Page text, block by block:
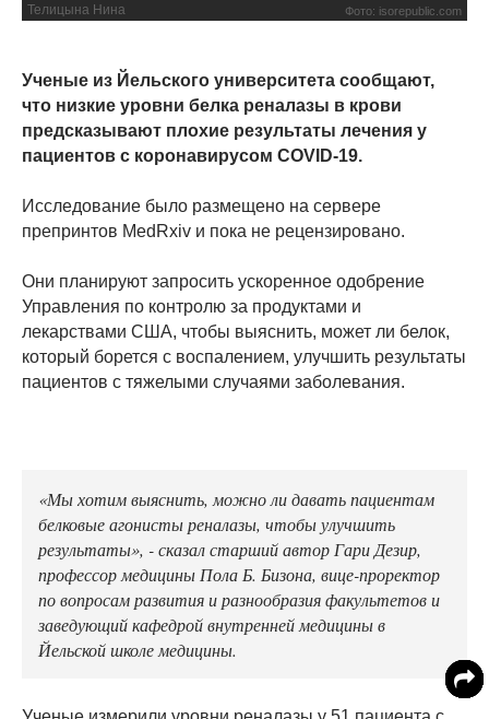
Телицына Нина Фото: isorepublic.com
Ученые из Йельского университета сообщают,
что низкие уровни белка реналазы в крови
предсказывают плохие результаты лечения у
пациентов с коронавирусом COVID-19.
Исследование было размещено на сервере
препринтов MedRxiv и пока не рецензировано.
Они планируют запросить ускоренное одобрение
Управления по контролю за продуктами и
лекарствами США, чтобы выяснить, может ли белок,
который борется с воспалением, улучшить результаты
пациентов с тяжелыми случаями заболевания.
«Мы хотим выяснить, можно ли давать пациентам
белковые агонисты реналазы, чтобы улучшить
результаты», - сказал старший автор Гари Дезир,
профессор медицины Пола Б. Бизона, вице-проректор
по вопросам развития и разнообразия факультетов и
заведующий кафедрой внутренней медицины в
Йельской школе медицины.